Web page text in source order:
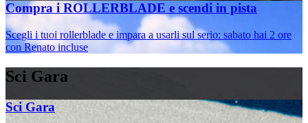
Compra i ROLLERBLADE e scendi in pista
Scegli i tuoi rollerblade e impara a usarli sul serio: sabato hai 2 ore
con Renato incluse
Sci Gara
Sci Gara